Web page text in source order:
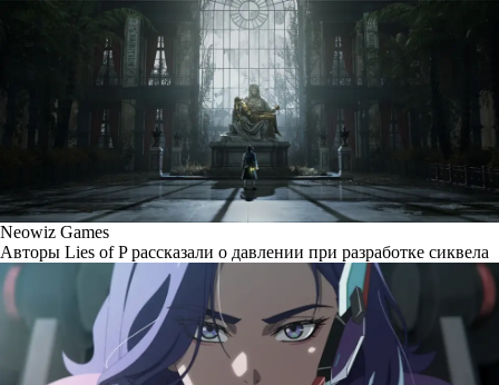
Neowiz Games
Авторы Lies of P рассказали о давлении при разработке сиквела